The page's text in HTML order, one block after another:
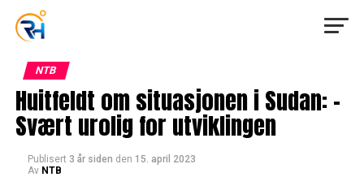
NTB
Huitfeldt om situasjonen i Sudan: –
Svært urolig for utviklingen
Publisert 3 år siden den 15. april 2023
Av NTB